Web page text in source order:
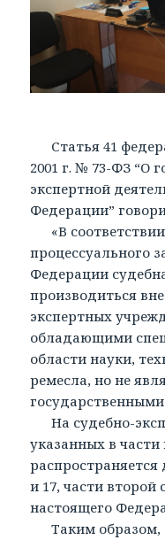
Статья 41
2001 г. № 73-ФЗ “О
экспертной
Федерации”
«В
процессуального
Федерации
производиться
экспертных
обладающими
области науки,
ремесла, но не
На судебно-
указанных в
распространяется
и 17, части второй
настоящего
Таким образом,